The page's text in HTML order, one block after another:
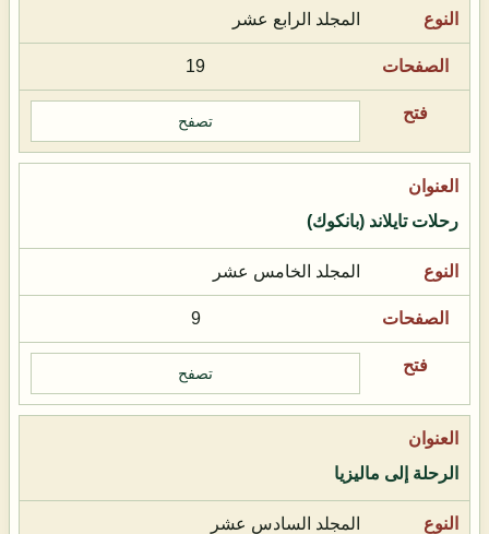
المجلد الرابع عشر
19
تصفح
رحلات تايلاند (بانكوك)
المجلد الخامس عشر
9
تصفح
الرحلة إلى ماليزيا
المجلد السادس عشر